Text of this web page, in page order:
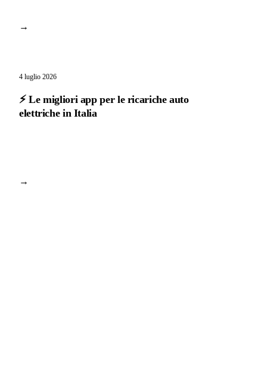
→
4 luglio 2026
⚡ Le migliori app per le ricariche auto
elettriche in Italia
→